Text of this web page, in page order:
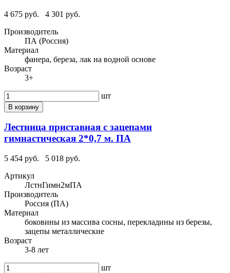
4 675 руб.
4 301 руб.
Производитель
ПА (Россия)
Материал
фанера, береза, лак на водной основе
Возраст
3+
шт
В корзину
Лестница приставная с зацепами
гимнастическая 2*0,7 м. ПА
5 454 руб.
5 018 руб.
Артикул
ЛстнГимн2мПА
Производитель
Россия (ПА)
Материал
боковины из массива сосны, перекладины из березы,
зацепы металлические
Возраст
3-8 лет
шт